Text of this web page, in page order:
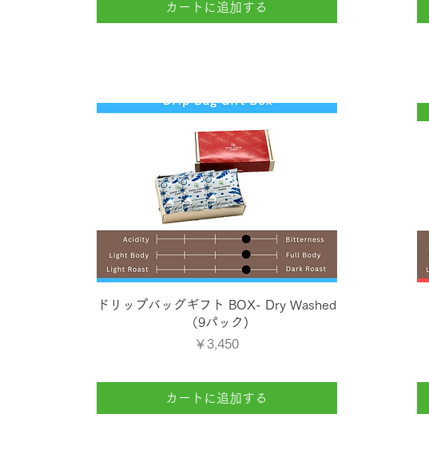
カートに追加する
クイックビュー
ドリップバッグギフト BOX- Dry Washed
（9パック)
価格
￥3,450
カートに追加する